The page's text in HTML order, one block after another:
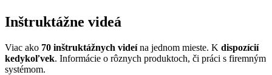
Inštruktážne videá
Viac ako 70 inštruktážnych videína jednom mieste. K dispozícií
kedykoľvek. Informácie o rôznych produktoch, či práci s firemným
systémom.